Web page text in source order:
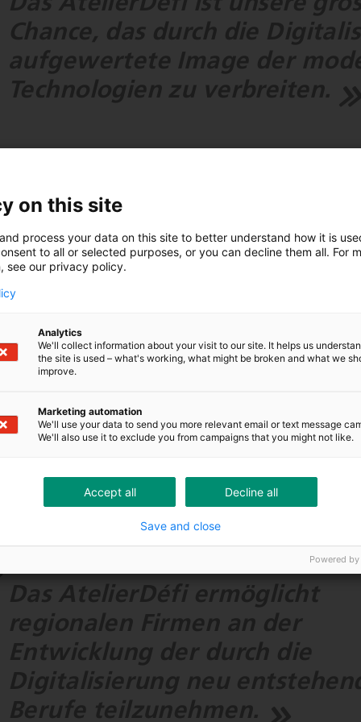
moderne Werkstattleben im Visier
AtelierDéfi befindet sich am Institut CIP Technologie, das seit
in der Ausbildungslehrgänge für Mechaniker oder
Fräsen von Zahnrädern angeboten werden. Diese und
stetigem Blick in die Zukunft engagiert sich das CIP
spezifisch auf die sich verändernden
der Berufe, die 2030 in der Mikrotechnik existieren
das CIP Technologie ist auch ein regionales
mit Fokus auf die Zerspanung von morgen
Kollaborationen entstehen und neue
die drei Grundpfeiler des Instituts: Ausbildung,
Das AtelierDéfi ermöglicht
on this site
process your data on this site to better understand how it is
to all or selected purposes, or you can decline them all. For
see our privacy policy.
Analytics
We'll collect information about your visit to our site. It helps us
the site is used – what's working, what might be broken and what we
improve.
Marketing automation
We'll use your data to send you more relevant email or text message
We'll also use it to exclude you from campaigns that you might not like.
Accept all Decline all
Save and close
Powered by